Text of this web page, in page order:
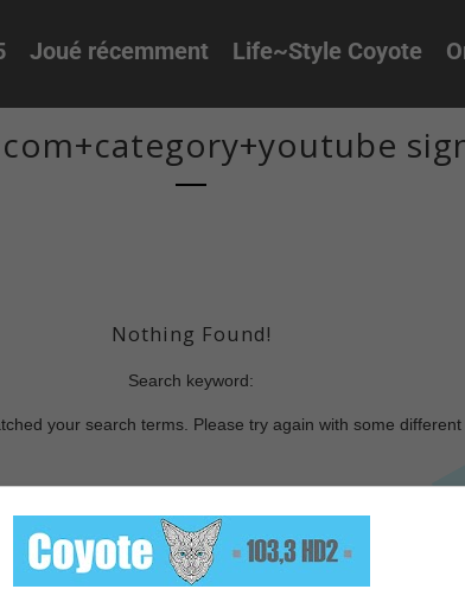
Joué récemment Life~Style Coyote
Nothing Found!
Search keyword:
your search terms. Please try again with some different